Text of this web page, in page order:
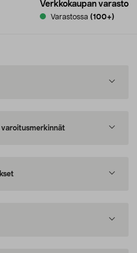
Verkkokaupan varasto
Varastossa (100+)